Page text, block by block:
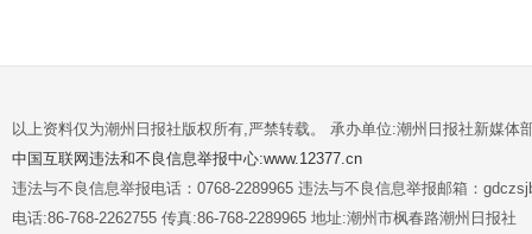
以上资料仅为潮州日报社版权所有,严禁转载。 承办单位:潮州日报社新媒体
中国互联网违法和不良信息举报中心:www.12377.cn
违法与不良信息举报电话：0768-2289965 违法与不良信息举报邮箱：
电话:86-768-2262755 传真:86-768-2289965 地址:潮州市枫春路潮州日报社